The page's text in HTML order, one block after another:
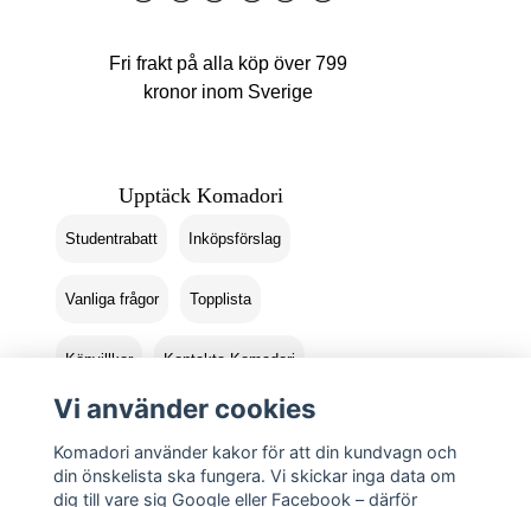
Fri frakt på alla köp över 799
kronor inom Sverige
Upptäck Komadori
Studentrabatt Inköpsförslag
Vanliga frågor Topplista
Köpvillkor Kontakta Komadori
Logga in Returer
Vi använder cookies
Komadori använder kakor för att din kundvagn och
din önskelista ska fungera. Vi skickar inga data om
dig till vare sig Google eller Facebook – därför